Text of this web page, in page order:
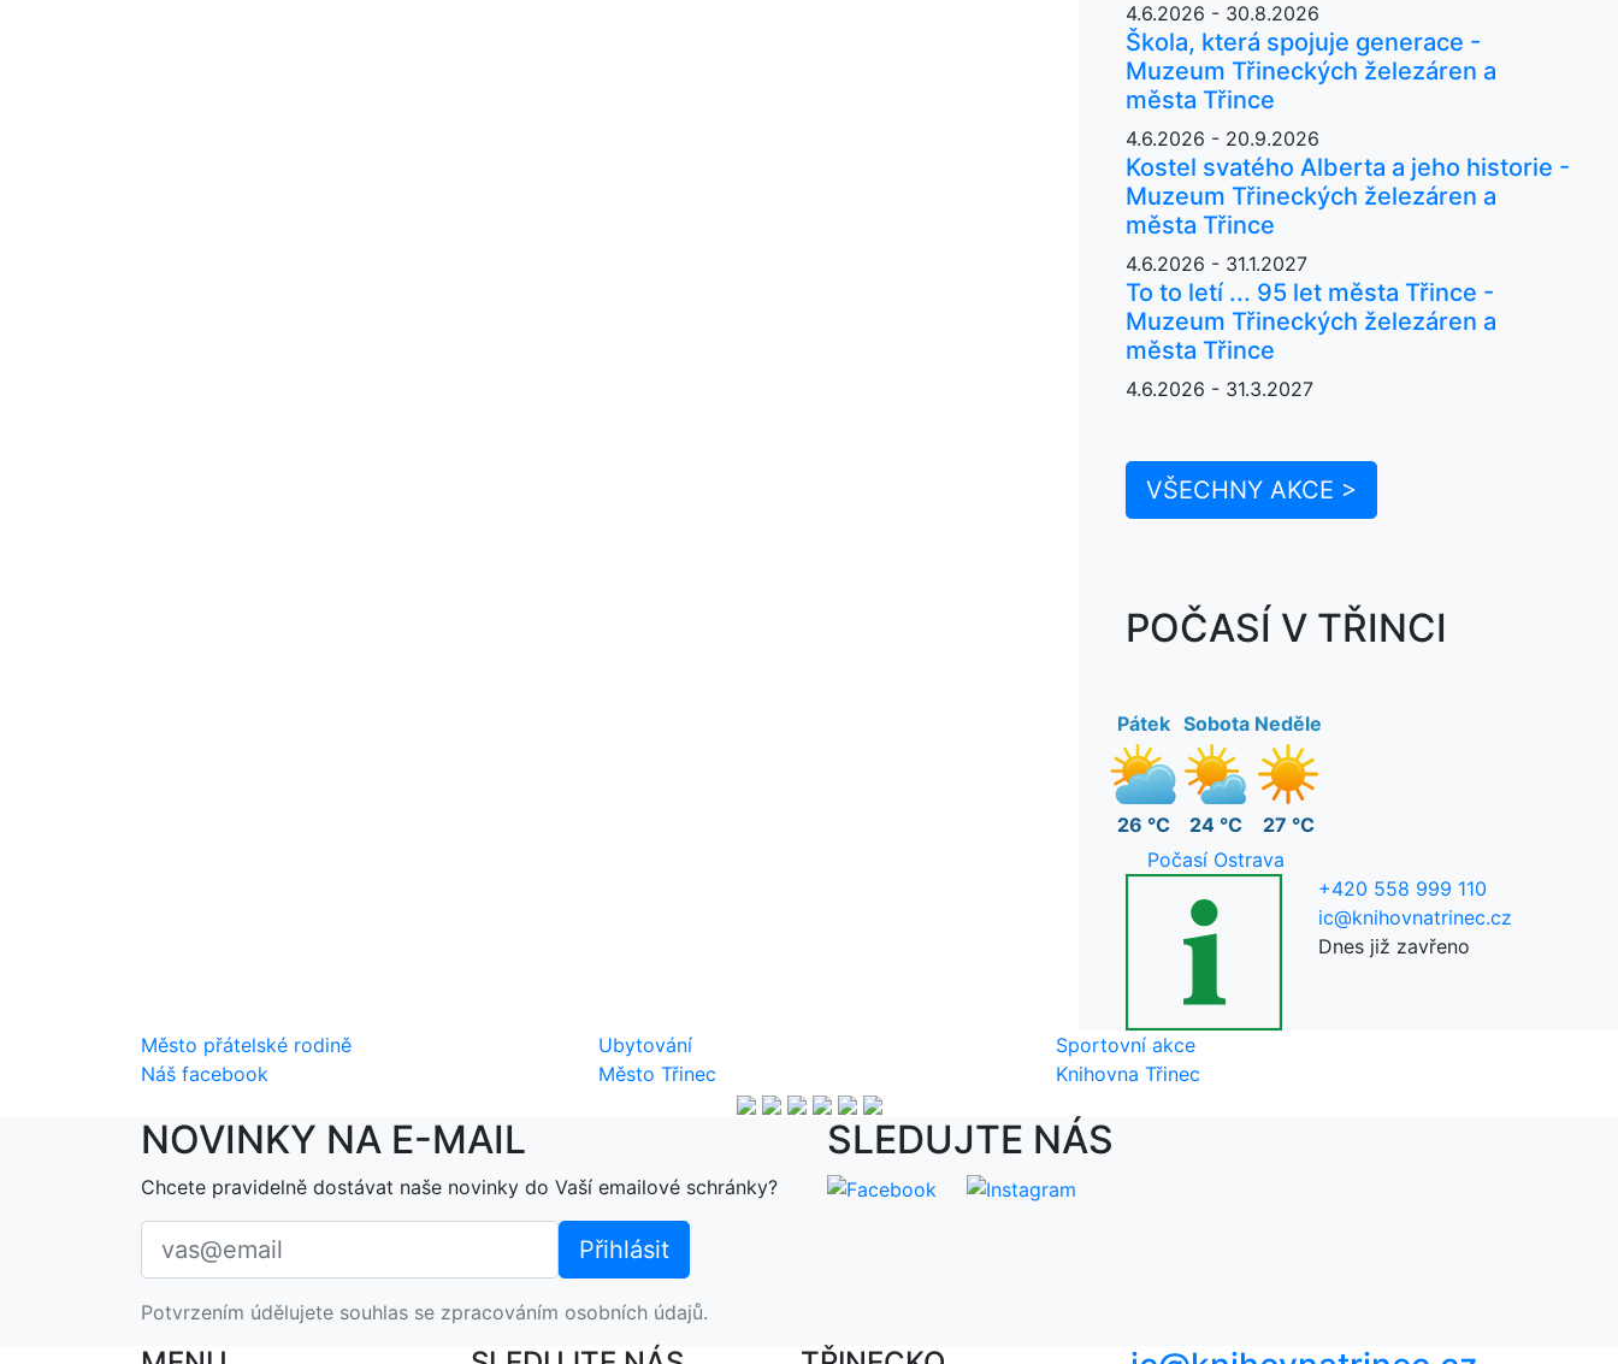
4.6.2026 - 30.8.2026
Škola, která spojuje generace -
Muzeum Třineckých železáren a
města Třince
4.6.2026 - 20.9.2026
Kostel svatého Alberta a jeho historie -
Muzeum Třineckých železáren a
města Třince
4.6.2026 - 31.1.2027
To to letí ... 95 let města Třince -
Muzeum Třineckých železáren a
města Třince
4.6.2026 - 31.3.2027
VŠECHNY AKCE >
POČASÍ V TŘINCI
Pátek
26 °C
Sobota
24 °C
Neděle
27 °C
Počasí Ostrava
+420 558 999 110
ic@knihovnatrinec.cz
Dnes již zavřeno
Město přátelské rodině Ubytování
Sportovní akce
Náš facebook
Město Třinec Knihovna Třinec
NOVINKY NA E-MAIL
Chcete pravidelně dostávat naše novinky do Vaší emailové schránky?
Potvrzením údělujete souhlas se zpracováním osobních údajů.
SLEDUJTE NÁS